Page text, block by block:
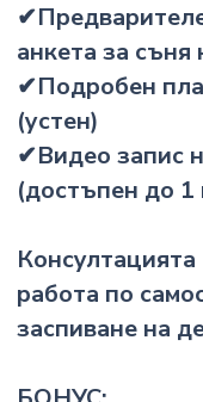
анкета за съня
✔Подробен
(устен)
✔Видео запис
(достъпен до 1
работа по
заспиване на